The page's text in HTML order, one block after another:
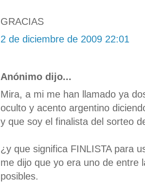
GRACIAS
2 de diciembre de 2009 22:01
Anónimo dijo...
Mira, a mi me han llamado ya
oculto y acento argentino
y que soy el finalista del sorteo
¿y que significa FINLISTA para
me dijo que yo era uno de entre
posibles.